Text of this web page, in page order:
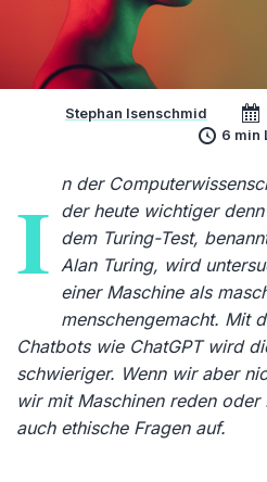
Stephan Isenschmid
6 min
I n der
der heute wichtiger
dem Turing-Test,
Alan Turing, wird
einer Maschine als
menschengemacht. Mit
Chatbots wie ChatGPT wird
schwieriger. Wenn wir aber
wir mit Maschinen reden
auch ethische Fragen auf.